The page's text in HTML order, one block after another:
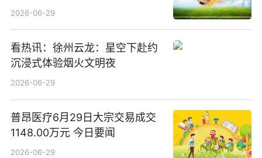
司15.3%股权
2026-06-29
看热讯：徐州云龙：星空下赴约
沉浸式体验烟火文明夜
2026-06-29
普昂医疗6月29日大宗交易成交
1148.00万元 今日要闻
2026-06-29